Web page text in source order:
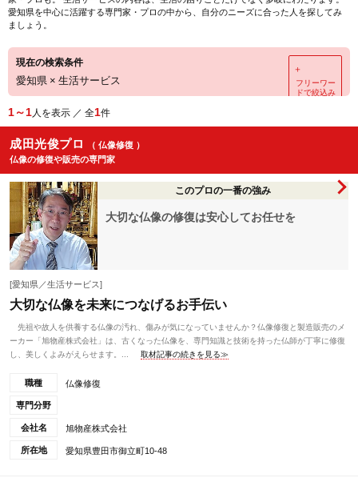
愛知県を中心に活躍する専門家・プロの中から、自分のニーズに合った人を探してみ
ましょう。
現在の検索条件
愛知県 × 生活サービス
＋
フリーワー
ドで絞込み
1～1人を表示 ／ 全1件
成田光俊プロ
（ 仏像修復 ）
仏像の修復や販売の専門家
このプロの一番の強み
大切な仏像の修復は安心してお任せを
[愛知県／生活サービス]
大切な仏像を未来につなげるお手伝い
先祖や故人を供養する仏像の汚れ、傷みが気になっていませんか？仏像修復と製造販売のメ
ーカー「旭物産株式会社」は、古くなった仏像を、専門知識と技術を持った仏師が丁寧に修復
し、美しくよみがえらせます。...
取材記事の続きを見る≫
職種 仏像修復
専門分野
会社名 旭物産株式会社
所在地 愛知県豊田市御立町10-48